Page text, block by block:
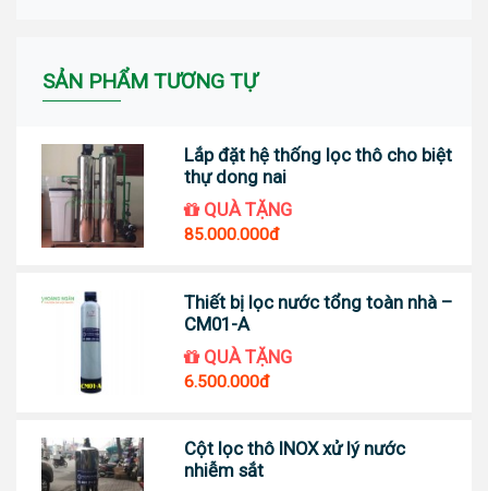
SẢN PHẨM TƯƠNG TỰ
Lắp đặt hệ thống lọc thô cho biệt
thự dong nai
QUÀ TẶNG
85.000.000đ
Thiết bị lọc nước tổng toàn nhà –
CM01-A
QUÀ TẶNG
6.500.000đ
Cột lọc thô INOX xử lý nước
nhiễm sắt